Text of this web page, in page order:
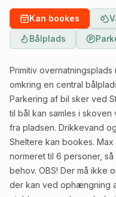
Kan bookes
Bålplads
Primitiv
omkring en central
Parkering af bil sker ved
til bål kan samles i
fra pladsen. Drikkevand
Sheltere kan bookes.
normeret til 6 personer,
behov. OBS! Der må ikke
der kan ved ophængning